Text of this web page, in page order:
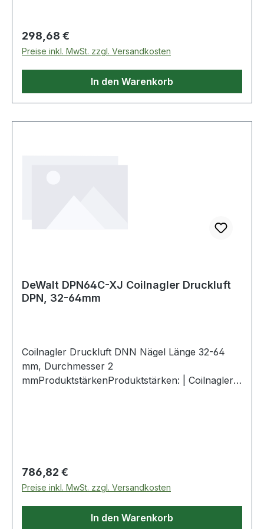
Regulärer Preis:
298,68 €
Preise inkl. MwSt. zzgl. Versandkosten
In den Warenkorb
DeWalt DPN64C-XJ Coilnagler Druckluft
DPN, 32-64mm
Coilnagler Druckluft DNN Nägel Länge 32-64
mm, Durchmesser 2
mmProduktstärkenProduktstärken: | Coilnagler
Höhenverstellbares Magazin | 360° Abluft-
Auslass | Werkzeuglos verstellbare
Tiefeneinstellung | Befestigungselement Typ
Coilnagel | Befestigungselement Sortiment 32-
64mm | Durchmesser
Regulärer Preis:
786,82 €
Preise inkl. MwSt. zzgl. Versandkosten
In den Warenkorb